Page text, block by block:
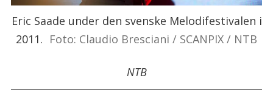
Eric Saade under den svenske Melodifestivalen i
2011. Foto: Claudio Bresciani / SCANPIX / NTB
NTB